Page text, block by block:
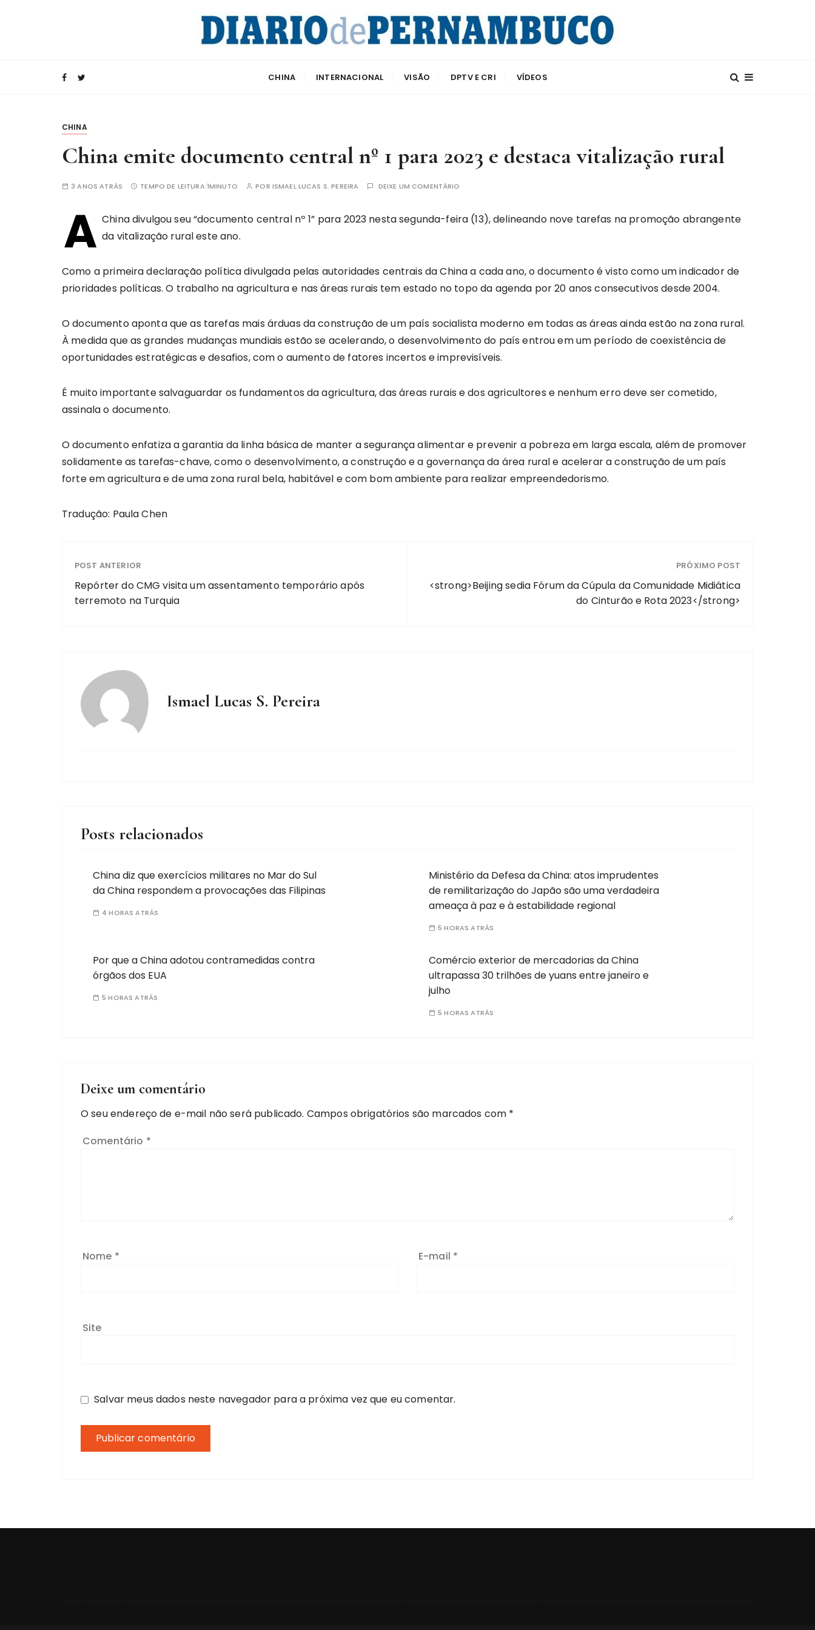
CRI e Diario de Pernambuco
CHINA INTERNACIONAL VISÃO DPTV E CRI VÍDEOS
CHINA
China emite documento central nº 1 para 2023 e destaca vitalização rural
3 ANOS ATRÁS TEMPO DE LEITURA:1MINUTO POR ISMAEL LUCAS S. PEREIRA DEIXE UM COMENTÁRIO
A China divulgou seu “documento central nº 1” para 2023 nesta segunda-feira (13), delineando nove tarefas na promoção abrangente
da vitalização rural este ano.
Como a primeira declaração política divulgada pelas autoridades centrais da China a cada ano, o documento é visto como um indicador de
prioridades políticas. O trabalho na agricultura e nas áreas rurais tem estado no topo da agenda por 20 anos consecutivos desde 2004.
O documento aponta que as tarefas mais árduas da construção de um país socialista moderno em todas as áreas ainda estão na zona rural.
À medida que as grandes mudanças mundiais estão se acelerando, o desenvolvimento do país entrou em um período de coexistência de
oportunidades estratégicas e desafios, com o aumento de fatores incertos e imprevisíveis.
É muito importante salvaguardar os fundamentos da agricultura, das áreas rurais e dos agricultores e nenhum erro deve ser cometido,
assinala o documento.
O documento enfatiza a garantia da linha básica de manter a segurança alimentar e prevenir a pobreza em larga escala, além de promover
solidamente as tarefas-chave, como o desenvolvimento, a construção e a governança da área rural e acelerar a construção de um país
forte em agricultura e de uma zona rural bela, habitável e com bom ambiente para realizar empreendedorismo.
Tradução: Paula Chen
POST ANTERIOR
Repórter do CMG visita um assentamento temporário após
terremoto na Turquia
PRÓXIMO POST
<strong>Beijing sedia Fórum da Cúpula da Comunidade Midiática
do Cinturão e Rota 2023</strong>
Ismael Lucas S. Pereira
Posts relacionados
China diz que exercícios militares no Mar do Sul
da China respondem a provocações das Filipinas
4 HORAS ATRÁS
Ministério da Defesa da China: atos imprudentes
de remilitarização do Japão são uma verdadeira
ameaça à paz e à estabilidade regional
5 HORAS ATRÁS
Por que a China adotou contramedidas contra
órgãos dos EUA
5 HORAS ATRÁS
Comércio exterior de mercadorias da China
ultrapassa 30 trilhões de yuans entre janeiro e
julho
5 HORAS ATRÁS
Deixe um comentário
O seu endereço de e-mail não será publicado. Campos obrigatórios são marcados com *
Comentário *
Nome * E-mail *
Site
Salvar meus dados neste navegador para a próxima vez que eu comentar.